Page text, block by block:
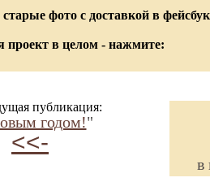
фото с доставкой в
проект в целом - нажмите:
публикация:
годом!"
<<-
в